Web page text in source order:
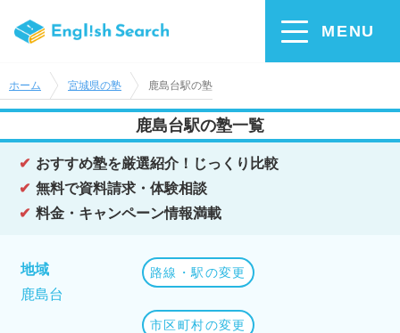
MENU
ホーム 宮城県の塾 鹿島台駅の塾
鹿島台駅の塾一覧
おすすめ塾を厳選紹介！じっくり比較
無料で資料請求・体験相談
料金・キャンペーン情報満載
地域
鹿島台
路線・駅の変更
市区町村の変更